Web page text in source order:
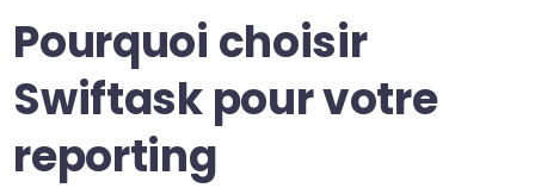
Pourquoi choisir
Swiftask pour votre
reporting